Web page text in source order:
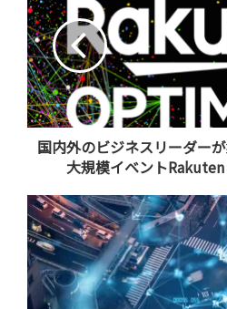
「UNEPサステナビ
とは？
国内外のビジネスリーダー
大規模イベント